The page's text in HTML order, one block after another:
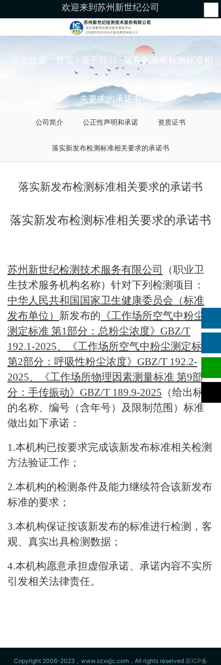
欢迎来到苏州新世纪公司
所在位置： 首页 关于我们 落实新发布检测标准相
关要求的承诺书
公司简介 公正性声明和承诺 资质证书
落实新发布检测标准相关要求的承诺书
落实新发布检测标准相关要求的承诺书
落实新发布检测标准相关要求的承诺书
苏州新世纪检测技术服务有限公司
（职业卫
生技术服务机构名称）针对下列检测项目：
中华人民共和国国家卫生健康委员会（标准
发布单位） 新发布的 《工作场所空气中粉尘
测定标准 第1部分：总粉尘浓度》GBZ/T
192.1-2025、《工作场所空气中粉尘测定标准
第2部分：呼吸性粉尘浓度》GBZ/T 192.2-
2025、《工作场所物理因素测量标准 第9部
分：手传振动》GBZ/T 189.9-2025 （给出标准
的名称、编号（含年号）及限制范围）标准
做出如下承诺：
1.本机构已按要求完成该新发布标准相关检测
方法验证工作；
2.本机构的检测条件及能力继续符合该新发布
标准的要求；
3.本机构保证按该新发布的标准进行检测，客
观、真实出具检测数据；
4.本机构愿意承担虚假承诺、承诺内容不实所
引发相关法律责任。
Copyright 2006-2023，www.szxsjjc.com，All rights reserved 苏ICP备